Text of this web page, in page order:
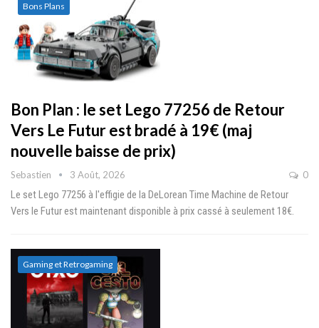
Bons Plans
Bon Plan : le set Lego 77256 de Retour
Vers Le Futur est bradé à 19€ (maj
nouvelle baisse de prix)
Sebastien 3 Août, 2026 0
Le set Lego 77256 à l'effigie de la DeLorean Time Machine de Retour
Vers le Futur est maintenant disponible à prix cassé à seulement 18€.
Gaming et Retrogaming